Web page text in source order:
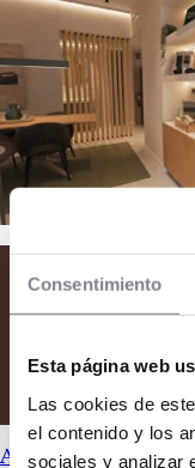
Consentimiento
Esta página web
Las cookies de
el contenido y los
sociales y analizar
Aqui tu Reforma